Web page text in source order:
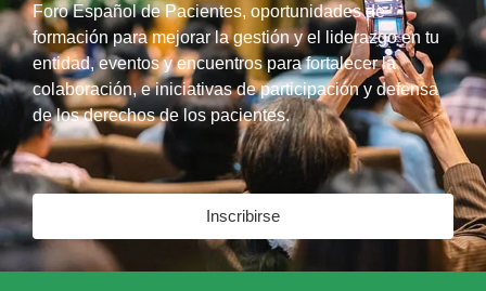
Foro Español de Pacientes, oportunidades de
formación para mejorar la gestión y el liderazgo en tu
entidad, eventos y encuentros para fortalecer la
colaboración, e iniciativas de participación y defensa
de los derechos de los pacientes.
Inscribirse